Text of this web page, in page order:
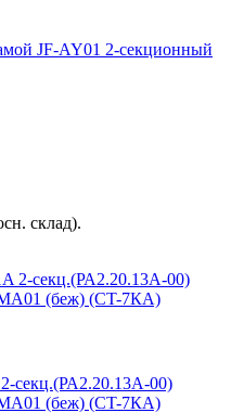
JF-AY01 2-секционный
склад).
секц.(РА2.20.13А-00)
(беж) (CT-7КА)